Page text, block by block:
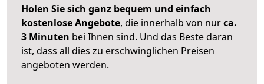
Holen Sie sich ganz bequem und einfach
kostenlose Angebote, die innerhalb von nurca.
3 Minuten bei Ihnen sind. Und das Beste daran
ist, dass all dies zu erschwinglichen Preisen
angeboten werden.